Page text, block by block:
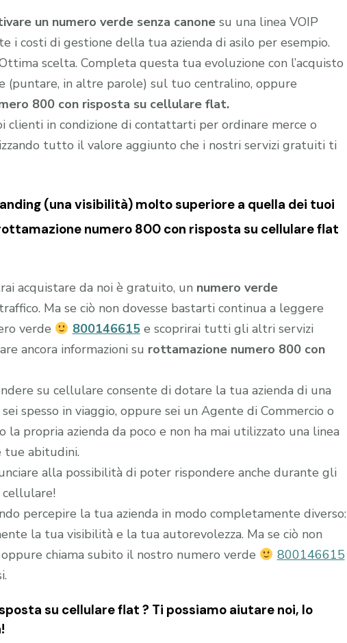
un numero verde senza canone su una linea VOIP
i costi di gestione della tua azienda di asilo per esempio.
scelta. Completa questa tua evoluzione con l’acquisto
(puntare, in altre parole) sul tuo centralino, oppure
800 con risposta su cellulare flat.
clienti in condizione di contattarti per ordinare merce o
tutto il valore aggiunto che i nostri servizi gratuiti ti
(una visibilità) molto superiore a quella dei tuoi
numero 800 con risposta su cellulare flat
acquistare da noi è gratuito, un numero verde
Ma se ciò non dovesse bastarti continua a leggere
verde
800146615e scoprirai tutti gli altri servizi
ancora informazioni su rottamazione numero 800 con
su cellulare consente di dotare la tua azienda di una
spesso in viaggio, oppure sei un Agente di Commercio o
la propria azienda da poco e non ha mai utilizzato una linea
tue abitudini.
alla possibilità di poter rispondere anche durante gli
percepire la tua azienda in modo completamente diverso:
la tua visibilità e la tua autorevolezza. Ma se ciò non
chiama subito il nostro numero verde
800146615
su cellulare flat ? Ti possiamo aiutare noi, lo